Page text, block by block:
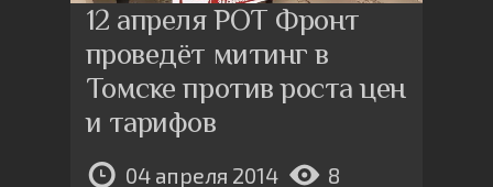
12 апреля РОТ Фронт
проведёт митинг в
Томске против роста цен
и тарифов
04 апреля 2014 8